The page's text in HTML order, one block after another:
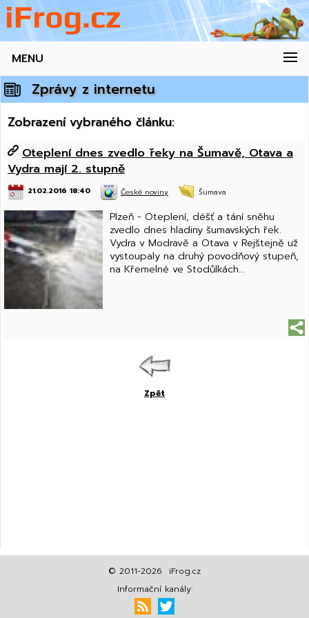
MENU
Zprávy z internetu
Zobrazení vybraného článku:
Oteplení dnes zvedlo řeky na Šumavě, Otava a
Vydra mají 2. stupně
21.02.2016 18:40 České noviny Šumava
Plzeň - Oteplení, déšť a tání sněhu
zvedlo dnes hladiny šumavských řek.
Vydra v Modravě a Otava v Rejštejně už
vystoupaly na druhý povodňový stupeň,
na Křemelné ve Stodůlkách...
Zpět
© 2011-2026 iFrog.cz
Informační kanály: